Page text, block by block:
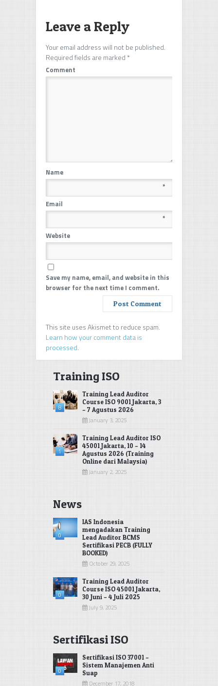
Leave a Reply
Your email address will not be published.
Required fields are marked *
Comment
Name
*
Email
*
Website
Save my name, email, and website in this
browser for the next time I comment.
This site uses Akismet to reduce spam.
Learn how your comment data is
processed.
Training ISO
8
Training Lead Auditor
Course ISO 9001 Jakarta, 3
– 7 Agustus 2026
January 3, 2025
1
Training Lead Auditor ISO
45001 Jakarta, 10 – 14
Agustus 2026 (Training
Online dari Malaysia)
January 2, 2025
News
0
IAS Indonesia
mengadakan Training
Lead Auditor BCMS
Sertifikasi PECB (FULLY
BOOKED)
October 29, 2025
0
Training Lead Auditor
Course ISO 45001 Jakarta,
30 Juni – 4 Juli 2025
July 9, 2025
Sertifikasi ISO
0
Sertifikasi ISO 37001 –
Sistem Manajemen Anti
Suap
December 17, 2018